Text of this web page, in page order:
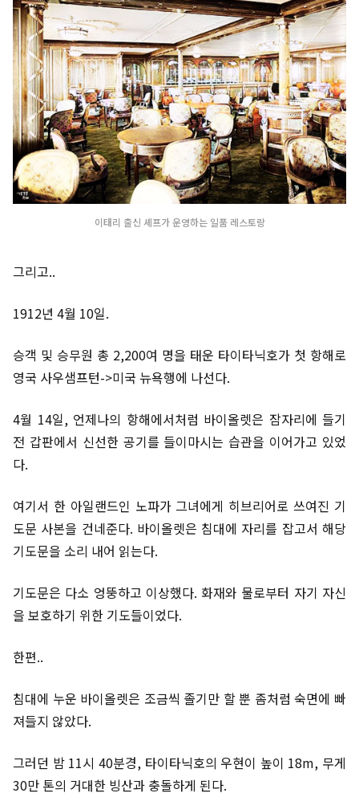
이태리 출신 셰프가 운영하는 일품 레스토랑
그리고..
1912년 4월 10일.
승객 및 승무원 총 2,200여 명을 태운 타이타닉호가 첫 항해로
영국 사우샘프턴->미국 뉴욕행에 나선다.
4월 14일, 언제나의 항해에서처럼 바이올렛은 잠자리에 들기
전 갑판에서 신선한 공기를 들이마시는 습관을 이어가고 있었
다.
여기서 한 아일랜드인 노파가 그녀에게 히브리어로 쓰여진 기
도문 사본을 건네준다. 바이올렛은 침대에 자리를 잡고서 해당
기도문을 소리 내어 읽는다.
기도문은 다소 엉뚱하고 이상했다. 화재와 물로부터 자기 자신
을 보호하기 위한 기도들이었다.
한편..
침대에 누운 바이올렛은 조금씩 졸기만 할 뿐 좀처럼 숙면에 빠
져들지 않았다.
그러던 밤 11시 40분경, 타이타닉호의 우현이 높이 18m, 무게
30만 톤의 거대한 빙산과 충돌하게 된다.